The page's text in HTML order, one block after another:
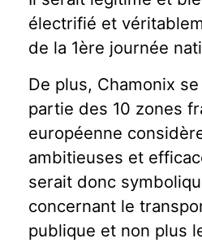
électrifié et
de la 1ère journée
De plus, Chamonix
partie des 10 zones
européenne
ambitieuses et
serait donc
concernant le
publique et non plus